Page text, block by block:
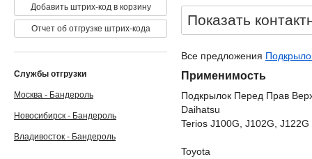
Показать
Все предложения
Применимость
Подкрылок Перед Прав
Daihatsu
Terios J100G, J102G, J122G
Toyota
Добавить штрих-код в корзину
Отчет об отгрузке штрих-кода
Службы отгрузки
Москва - Бандероль
Новосибирск - Бандероль
Владивосток - Бандероль